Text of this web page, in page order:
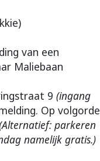
van een
Maliebaan
9(ingang
Op volgorde
parkeren
namelijk gratis.)